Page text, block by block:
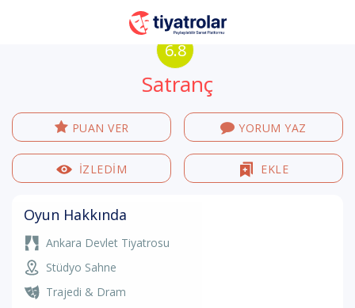
6.8
Satranç
PUAN VER YORUM YAZ
İZLEDİM EKLE
Oyun Hakkında
Ankara Devlet Tiyatrosu
Stüdyo Sahne
Trajedi & Dram